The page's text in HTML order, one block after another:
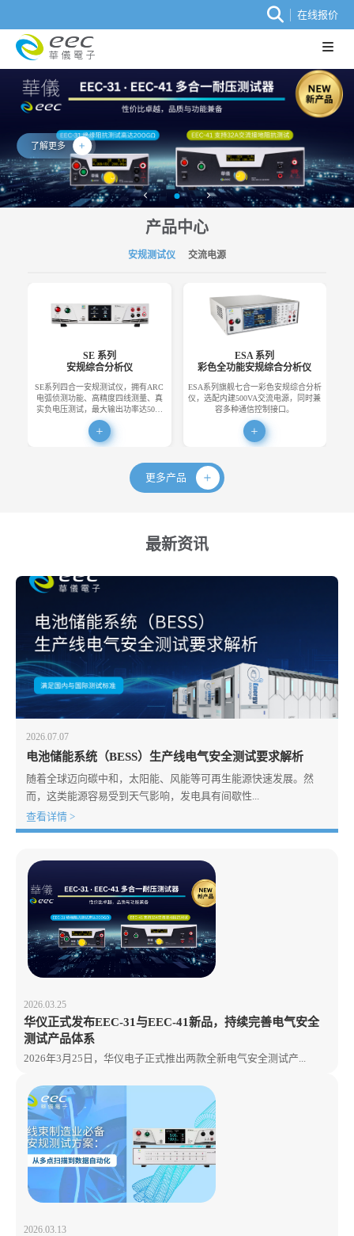
在线报价
了解更多
产品中心
安规测试仪 交流电源
SE 系列
安规综合分析仪
SE系列四合一安规测试仪，拥有ARC
电弧侦测功能、高精度四线测量、真
实负电压测试，最大输出功率达50…
ESA 系列
彩色全功能安规综合分析仪
ESA系列旗舰七合一彩色安规综合分析
仪，选配内建500VA交流电源，同时兼
容多种通信控制接口。
更多产品
最新资讯
2026.07.07
电池储能系统（BESS）生产线电气安全测试要求解析
随着全球迈向碳中和，太阳能、风能等可再生能源快速发展。然
而，这类能源容易受到天气影响，发电具有间歇性...
查看详情 >
2026.03.25
华仪正式发布EEC-31与EEC-41新品，持续完善电气安全
测试产品体系
2026年3月25日，华仪电子正式推出两款全新电气安全测试产...
2026.03.13